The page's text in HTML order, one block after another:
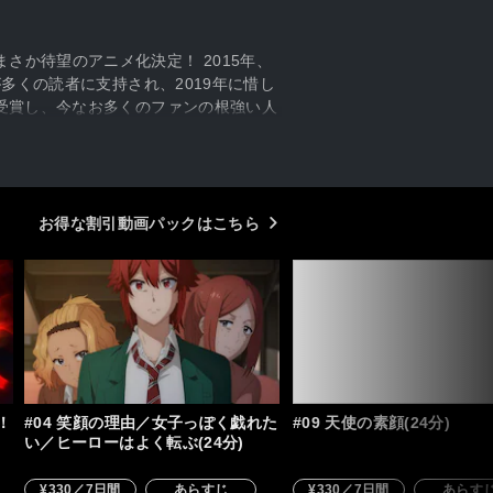
か待望のアニメ化決定！ 2015年、
くの読者に支持され、2019年に惜し
し、今なお多くのファンの根強い人
お得な割引動画パックはこちら
#04 笑顔の理由／女子っぽく戯れた
い／ヒーローはよく転ぶ(24分)
¥330／7日間 あらすじ
#09 天使の素顔(24分)
¥330／7日間 あらす